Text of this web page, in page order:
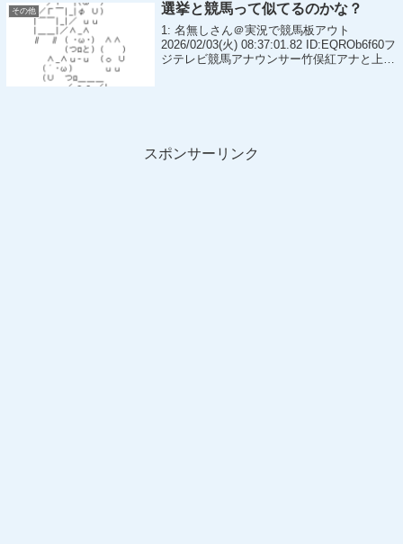
その他 選挙と競馬って似てるのかな？
1: 名無しさん＠実況で競馬板アウト
2026/02/03(火) 08:37:01.82 ID:EQROb6f60フ
ジテレビ競馬アナウンサー竹俣紅アナと上垣
スポンサーリンク